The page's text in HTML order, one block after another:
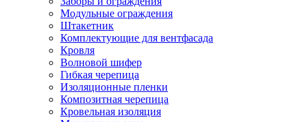
Модульные ограждения
Штакетник
Комплектующие для вентфасада
Кровля
Волновой шифер
Гибкая черепица
Изоляционные пленки
Композитная черепица
Кровельная изоляция